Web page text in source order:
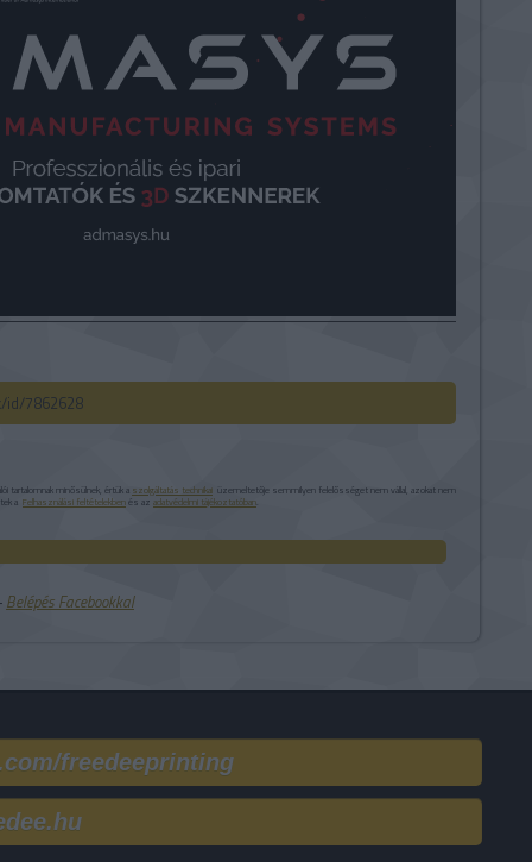
id/7862628
tartalomnak minősülnek, értük a szolgáltatás technikai üzemeltetője semmilyen felelősséget nem vállal, azokat nem
a Felhasználási feltételekbenés az adatvédelmi tájékoztatóban
Belépés Facebookkal
freedeeprinting